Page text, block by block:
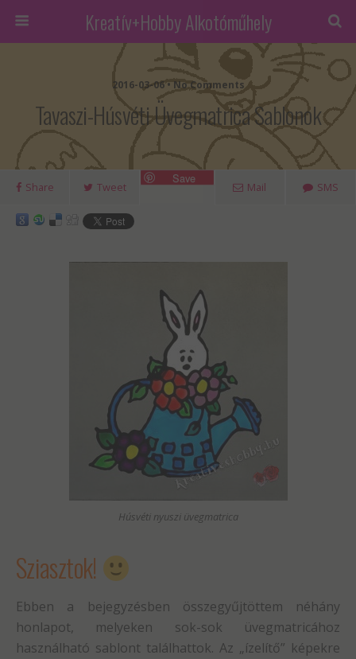
Kreatív+Hobby Alkotóműhely
2016-03-06 • No Comments
Tavaszi-Húsvéti Üvegmatrica Sablonok
Share Tweet
Save
Mail SMS
Húsvéti nyuszi üvegmatrica
Sziasztok!
Ebben a bejegyzésben összegyűjtöttem néhány
honlapot, melyeken sok-sok üvegmatricához
használható sablont találhattok. Az „ízelítő” képekre